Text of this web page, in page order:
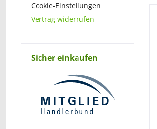
Cookie-Einstellungen
Vertrag widerrufen
Sicher einkaufen